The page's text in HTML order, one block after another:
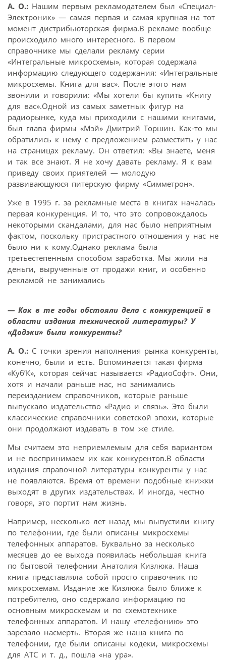
А. О.: Нашим первым рекламодателем был «Специал-
Электроник» — самая первая и самая крупная на тот
момент дистрибьюторская фирма.В рекламе вообще
происходило много интересного. В первом
справочнике мы сделали рекламу серии
«Интегральные микросхемы», которая содержала
информацию следующего содержания: «Интегральные
микросхемы. Книга для вас». После этого нам
звонили и говорили: «Мы хотели бы купить «Книгу
для вас».Одной из самых заметных фигур на
радиорынке, куда мы приходили с нашими книгами,
был глава фирмы «Мэй» Дмитрий Торшин. Как-то мы
обратились к нему с предложением разместить у нас
на страницах рекламу. Он ответил: «Вы знаете, меня
и так все знают. Я не хочу давать рекламу. Я к вам
приведу своих приятелей — молодую
развивающуюся питерскую фирму «Симметрон».
Уже в 1995 г. за рекламные места в книгах началась
первая конкуренция. И то, что это сопровождалось
некоторыми скандалами, для нас было неприятным
фактом, поскольку пристрастного отношения у нас не
было ни к кому.Однако реклама была
третьестепенным способом заработка. Мы жили на
деньги, вырученные от продажи книг, и особенно
рекламой не занимались
— Как в те годы обстояли дела с конкуренцией в
области издания технической литературы? У
«Додэки» были конкуренты?
А. О.: С точки зрения наполнения рынка конкуренты,
конечно, были и есть. Вспоминается такая фирма
«Куб’К», которая сейчас называется «РадиоСофт». Они,
хотя и начали раньше нас, но занимались
переизданием справочников, которые раньше
выпускало издательство «Радио и связь». Это были
классические справочники советской эпохи, которые
они продолжают издавать в том же стиле.
Мы считаем это неприемлемым для себя вариантом
и не воспринимаем их как конкурентов.В области
издания справочной литературы конкуренты у нас
не появляются. Время от времени подобные книжки
выходят в других издательствах. И иногда, честно
говоря, это портит нам жизнь.
Например, несколько лет назад мы выпустили книгу
по телефонии, где были описаны микросхемы
телефонных аппаратов. Буквально за несколько
месяцев до ее выхода появилась небольшая книга
по бытовой телефонии Анатолия Кизлюка. Наша
книга представляла собой просто справочник по
микросхемам. Издание же Кизлюка было ближе к
потребителю, оно содержало информацию по
основным микросхемам и по схемотехнике
телефонных аппаратов. И нашу «телефонию» это
зарезало насмерть. Вторая же наша книга по
телефонии, где были описаны кодеки, микросхемы
для АТС и т. д., пошла «на ура».